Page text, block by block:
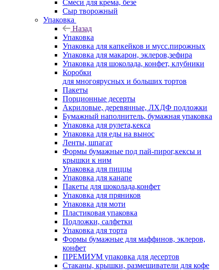
Смеси для крема, безе
Сыр творожный
Упаковка
Назад
Упаковка
Упаковка для капкейков и мусс.пирожных
Упаковка для макарон, эклеров,зефира
Упаковка для шоколада, конфет, клубники
Коробки
для многоярусных и больших тортов
Пакеты
Порционные десерты
Акриловые, деревянные, ЛХДФ подложки
Бумажный наполнитель, бумажная упаковка
Упаковка для рулета,кекса
Упаковка для еды на вынос
Ленты, шпагат
Формы бумажные под пай-пирог,кексы и
крышки к ним
Упаковка для пиццы
Упаковка для канапе
Пакеты для шоколада,конфет
Упаковка для пряников
Упаковка для моти
Пластиковая упаковка
Подложки, салфетки
Упаковка для торта
Формы бумажные для маффинов, эклеров,
конфет
ПРЕМИУМ упаковка для десертов
Стаканы, крышки, размешиватели для кофе